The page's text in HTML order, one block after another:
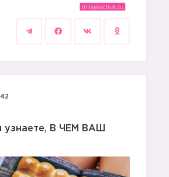
узнаете, В ЧЕМ ВАШ